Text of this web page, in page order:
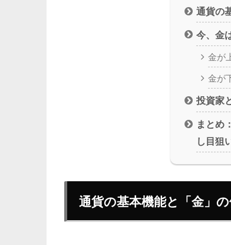
通貨の
今、金
金が
金が
投資家
まとめ
し目狙
通貨の基本機能と「金」